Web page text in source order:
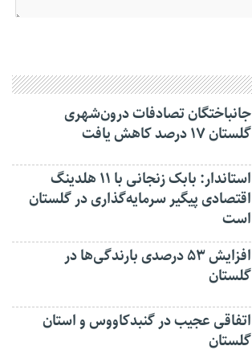
جانباختگان تصادفات درون‌شهری
گلستان ۱۷ درصد کاهش یافت
استاندار: بابک زنجانی با ۱۱ هلدینگ
اقتصادی پیگیر سرمایه‌گذاری در گلستان
است
افزایش ۵۳ درصدی بارندگی‌ها در
گلستان
اتفاقی عجیب در‌ گنبدکاووس و استان
گلستان